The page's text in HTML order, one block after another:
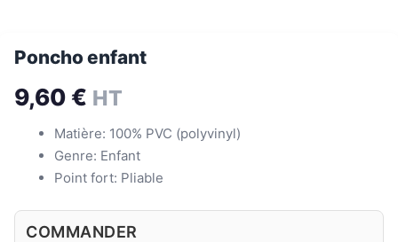
Poncho enfant
9,60 € HT
Matière: 100% PVC (polyvinyl)
Genre: Enfant
Point fort: Pliable
COMMANDER